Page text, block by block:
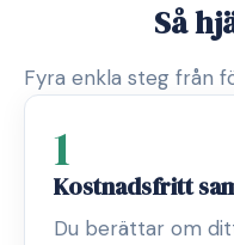
Så
Fyra enkla steg från
1
Kostnadsfritt
Du berättar om